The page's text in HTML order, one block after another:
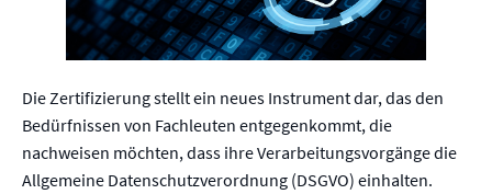
Die Zertifizierung stellt ein neues Instrument dar, das den
Bedürfnissen von Fachleuten entgegenkommt, die
nachweisen möchten, dass ihre Verarbeitungsvorgänge die
Allgemeine Datenschutzverordnung (DSGVO) einhalten.